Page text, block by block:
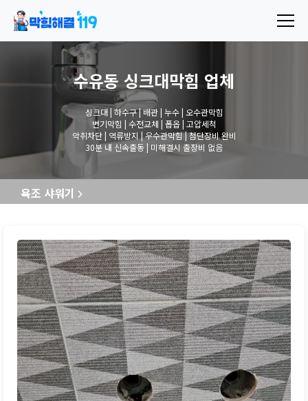
수유동 싱크대막힘 업체
싱크대 | 하수구 | 배관 | 누수 | 오수관막힘
변기막힘 | 수전교체 | 폽옵 | 고압세척
악취차단 | 역류방지 | 우수관막힘 | 첨단장비 완비
30분 내 신속출동 | 미해결시 출장비 없음
욕조 샤워기